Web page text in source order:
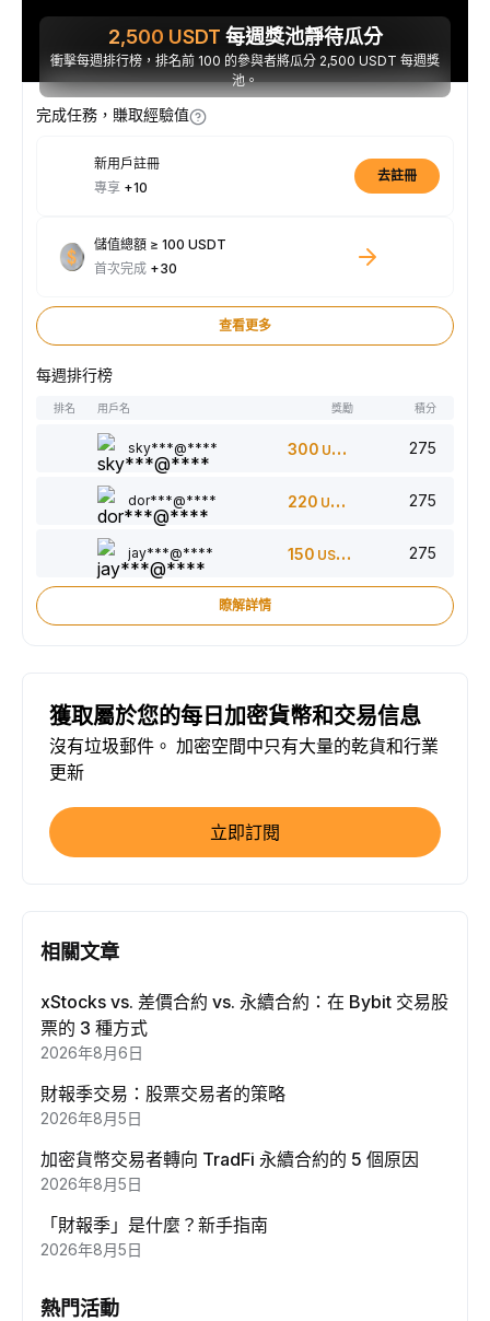
2,500 USDT 每週獎池靜待瓜分
衝擊每週排行榜，排名前 100 的參與者將瓜分 2,500 USDT 每週獎
池。
完成任務，賺取經驗值
新用戶註冊
專享 +10
去註冊
儲值總額 ≥ 100 USDT
首次完成 +30
查看更多
每週排行榜
排名 用戶名 獎勵 積分
sky***@**** 300 USDT 275
dor***@**** 220 USDT 275
jay***@**** 150 USDT 275
瞭解詳情
獲取屬於您的每日加密貨幣和交易信息
沒有垃圾郵件。 加密空間中只有大量的乾貨和行業
更新
立即訂閱
相關文章
xStocks vs. 差價合約 vs. 永續合約：在 Bybit 交易股
票的 3 種方式
2026年8月6日
財報季交易：股票交易者的策略
2026年8月5日
加密貨幣交易者轉向 TradFi 永續合約的 5 個原因
2026年8月5日
「財報季」是什麼？新手指南
2026年8月5日
熱門活動